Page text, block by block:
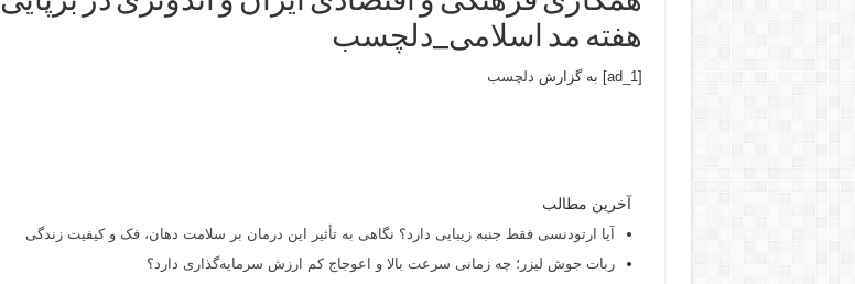
هفته مد اسلامی_دلچسب
[ad_1] به گزارش دلچسب
آخرین مطالب
آیا ارتودنسی فقط جنبه زیبایی دارد؟ نگاهی به تأثیر این درمان بر سلامت دهان، فک و کیفیت زندگی
ربات جوش لیزر؛ چه زمانی سرعت بالا و اعوجاج کم ارزش سرمایه‌گذاری دارد؟